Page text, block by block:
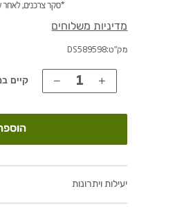
מדיניות משלוחים
מק"ט:DS589598
קיים
יעילות ויתרונות